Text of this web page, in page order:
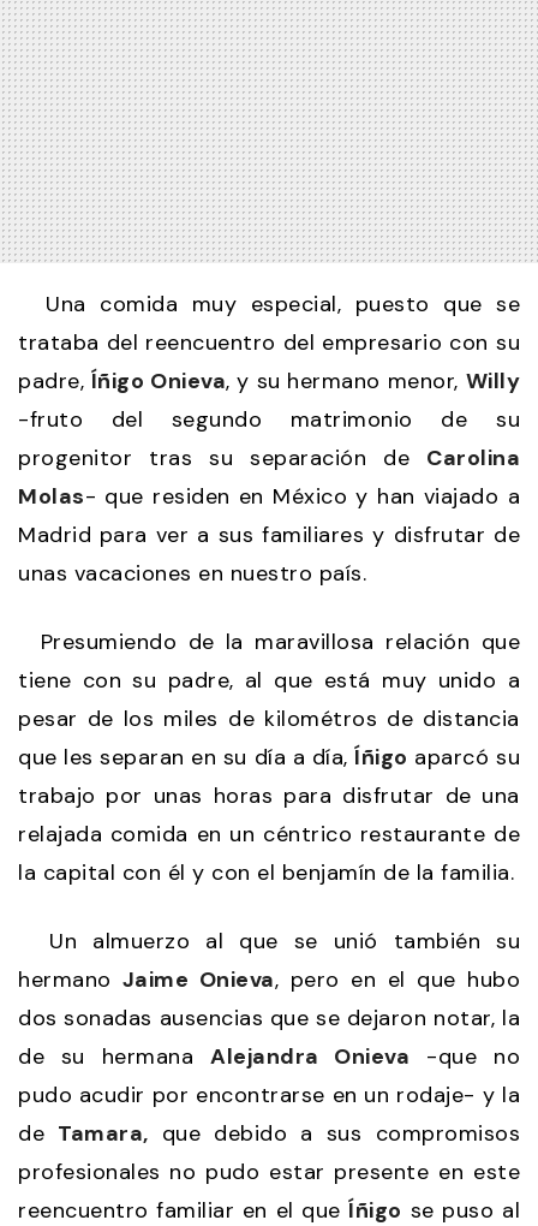
Una comida muy especial, puesto que se
trataba del reencuentro del empresario con su
padre, Íñigo Onieva, y su hermano menor, Willy
-fruto del segundo matrimonio de su
progenitor tras su separación de Carolina
Molas- que residen en México y han viajado a
Madrid para ver a sus familiares y disfrutar de
unas vacaciones en nuestro país.
Presumiendo de la maravillosa relación que
tiene con su padre, al que está muy unido a
pesar de los miles de kilométros de distancia
que les separan en su día a día,Íñigo aparcó su
trabajo por unas horas para disfrutar de una
relajada comida en un céntrico restaurante de
la capital con él y con el benjamín de la familia.
Un almuerzo al que se unió también su
hermano Jaime Onieva, pero en el que hubo
dos sonadas ausencias que se dejaron notar, la
de su hermana Alejandra Onieva -que no
pudo acudir por encontrarse en un rodaje- y la
de Tamara, que debido a sus compromisos
profesionales no pudo estar presente en este
reencuentro familiar en el queÍñigo se puso al